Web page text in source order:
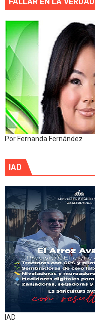
Por Fernanda Fernández
IAD
IAD